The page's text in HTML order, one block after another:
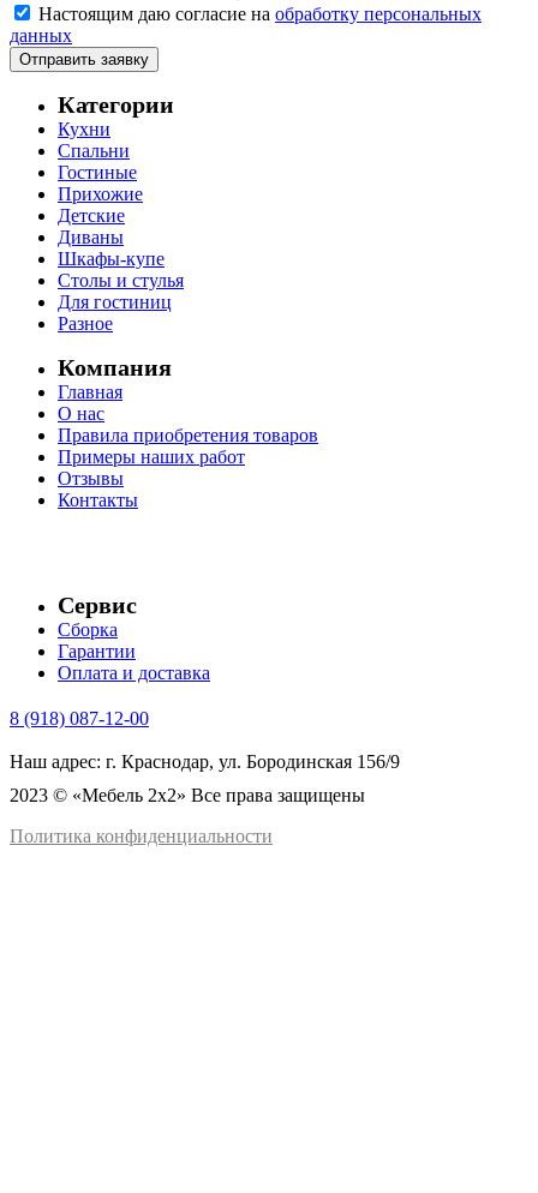
Настоящим даю согласие на обработку персональных
данных
Отправить заявку
Категории
Кухни
Спальни
Гостиные
Прихожие
Детские
Диваны
Шкафы-купе
Столы и стулья
Для гостиниц
Разное
Компания
Главная
О нас
Правила приобретения товаров
Примеры наших работ
Отзывы
Контакты
Сервис
Сборка
Гарантии
Оплата и доставка
8 (918) 087-12-00
Наш адрес: г. Краснодар, ул. Бородинская 156/9
2023 © «Мебель 2x2» Все права защищены
Политика конфиденциальности